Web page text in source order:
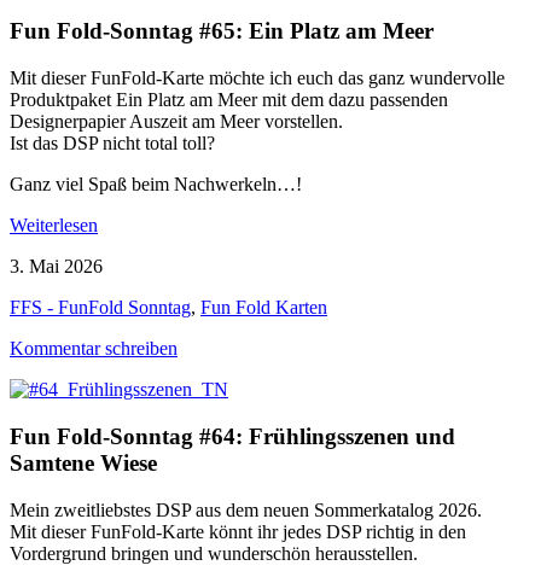
Fun Fold-Sonntag #65: Ein Platz am Meer
Mit dieser FunFold-Karte möchte ich euch das ganz wundervolle
Produktpaket Ein Platz am Meer mit dem dazu passenden
Designerpapier Auszeit am Meer vorstellen.
Ist das DSP nicht total toll?
Ganz viel Spaß beim Nachwerkeln…!
Weiterlesen
3. Mai 2026
FFS - FunFold Sonntag, Fun Fold Karten
Kommentar schreiben
Fun Fold-Sonntag #64: Frühlingsszenen und
Samtene Wiese
Mein zweitliebstes DSP aus dem neuen Sommerkatalog 2026.
Mit dieser FunFold-Karte könnt ihr jedes DSP richtig in den
Vordergrund bringen und wunderschön herausstellen.